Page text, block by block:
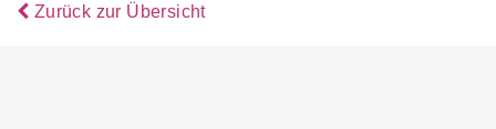
Zurück zur Übersicht